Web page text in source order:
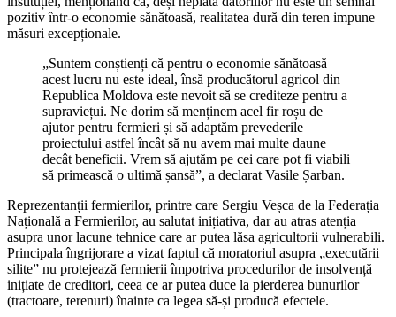
pozitiv într-o economie sănătoasă, realitatea dură din teren impune
măsuri excepționale.
„Suntem conștienți că pentru o economie sănătoasă
acest lucru nu este ideal, însă producătorul agricol din
Republica Moldova este nevoit să se crediteze pentru a
supraviețui. Ne dorim să menținem acel fir roșu de
ajutor pentru fermieri și să adaptăm prevederile
proiectului astfel încât să nu avem mai multe daune
decât beneficii. Vrem să ajutăm pe cei care pot fi viabili
să primească o ultimă șansă”, a declarat Vasile Șarban.
Reprezentanții fermierilor, printre care Sergiu Veșca de la Federația
Națională a Fermierilor, au salutat inițiativa, dar au atras atenția
asupra unor lacune tehnice care ar putea lăsa agricultorii vulnerabili.
Principala îngrijorare a vizat faptul că moratoriul asupra „executării
silite” nu protejează fermierii împotriva procedurilor de insolvență
inițiate de creditori, ceea ce ar putea duce la pierderea bunurilor
(tractoare, terenuri) înainte ca legea să-și producă efectele.